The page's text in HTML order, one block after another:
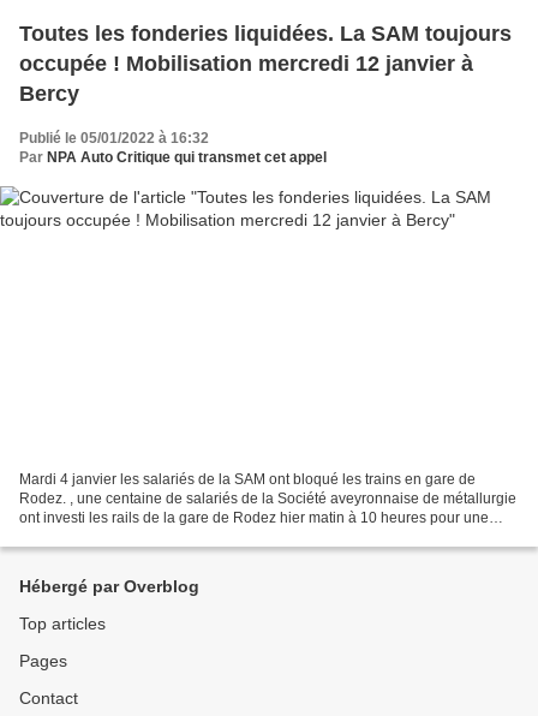
Toutes les fonderies liquidées. La SAM toujours
occupée ! Mobilisation mercredi 12 janvier à
Bercy
Publié le 05/01/2022 à 16:32
Par NPA Auto Critique qui transmet cet appel
Mardi 4 janvier les salariés de la SAM ont bloqué les trains en gare de
Rodez. , une centaine de salariés de la Société aveyronnaise de métallurgie
ont investi les rails de la gare de Rodez hier matin à 10 heures pour une
Hébergé par Overblog
Top articles
Pages
Contact